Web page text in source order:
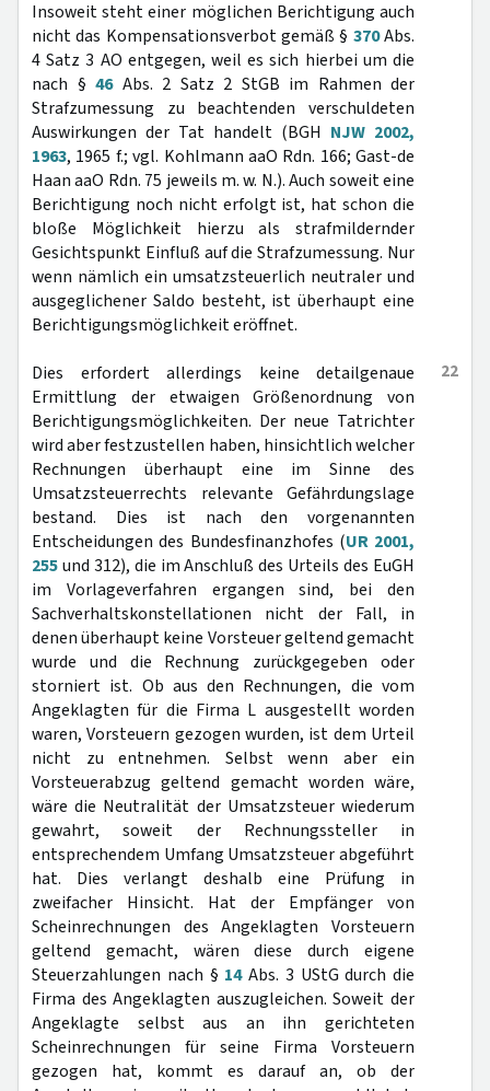
Insoweit steht einer möglichen Berichtigung auch
nicht das Kompensationsverbot gemäß § 370Abs.
4 Satz 3 AO entgegen, weil es sich hierbei um die
nach § 46Abs. 2 Satz 2 StGB im Rahmen der
Strafzumessung zu beachtenden verschuldeten
Auswirkungen der Tat handelt (BGH NJW 2002,
1963, 1965 f.; vgl. Kohlmann aaO Rdn. 166; Gast-de
Haan aaO Rdn. 75 jeweils m. w. N.). Auch soweit eine
Berichtigung noch nicht erfolgt ist, hat schon die
bloße Möglichkeit hierzu als strafmildernder
Gesichtspunkt Einfluß auf die Strafzumessung. Nur
wenn nämlich ein umsatzsteuerlich neutraler und
ausgeglichener Saldo besteht, ist überhaupt eine
Berichtigungsmöglichkeit eröffnet.
22
Dies erfordert allerdings keine detailgenaue
Ermittlung der etwaigen Größenordnung von
Berichtigungsmöglichkeiten. Der neue Tatrichter
wird aber festzustellen haben, hinsichtlich welcher
Rechnungen überhaupt eine im Sinne des
Umsatzsteuerrechts relevante Gefährdungslage
bestand. Dies ist nach den vorgenannten
Entscheidungen des Bundesfinanzhofes (UR 2001,
255und 312), die im Anschluß des Urteils des EuGH
im Vorlageverfahren ergangen sind, bei den
Sachverhaltskonstellationen nicht der Fall, in
denen überhaupt keine Vorsteuer geltend gemacht
wurde und die Rechnung zurückgegeben oder
storniert ist. Ob aus den Rechnungen, die vom
Angeklagten für die Firma L ausgestellt worden
waren, Vorsteuern gezogen wurden, ist dem Urteil
nicht zu entnehmen. Selbst wenn aber ein
Vorsteuerabzug geltend gemacht worden wäre,
wäre die Neutralität der Umsatzsteuer wiederum
gewahrt, soweit der Rechnungssteller in
entsprechendem Umfang Umsatzsteuer abgeführt
hat. Dies verlangt deshalb eine Prüfung in
zweifacher Hinsicht. Hat der Empfänger von
Scheinrechnungen des Angeklagten Vorsteuern
geltend gemacht, wären diese durch eigene
Steuerzahlungen nach § 14Abs. 3 UStG durch die
Firma des Angeklagten auszugleichen. Soweit der
Angeklagte selbst aus an ihn gerichteten
Scheinrechnungen für seine Firma Vorsteuern
gezogen hat, kommt es darauf an, ob der